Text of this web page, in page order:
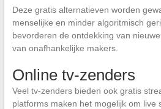
Deze gratis alternatieven worden
menselijke en minder algoritmisch
bevorderen de ontdekking van
van onafhankelijke makers.
Online tv-zenders
Veel tv-zenders bieden ook gratis
platforms maken het mogelijk om live